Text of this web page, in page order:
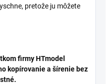
pretože ju môžete
firmy HTmodel
kopírovanie a šírenie bez